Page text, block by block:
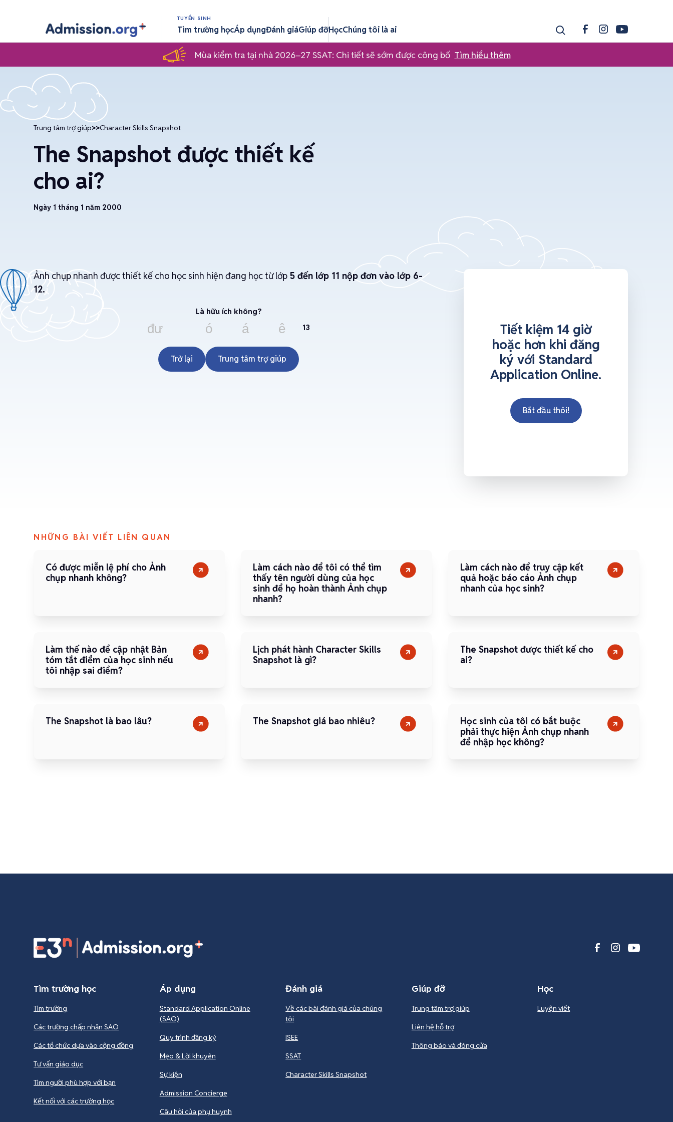
TUYỂN SINH
Tìm trường họcÁp dụngĐánh giáGiúp đỡHọcChúng tôi là ai
Mùa kiểm tra tại nhà 2026–27 SSAT: Chi tiết sẽ sớm được công bố Tìm hiểu thêm
Trung tâm trợ giúp>>Character Skills Snapshot
The Snapshot được thiết kế
cho ai?
Ngày 1 tháng 1 năm 2000
Ảnh chụp nhanh được thiết kế cho học sinh hiện đang học từ lớp 5 đến lớp 11 nộp đơn vào lớp 6-
12.
Là hữu ích không?
đưa ngón cái lên 13
Trở lại Trung tâm trợ giúp
Tiết kiệm 14 giờ
hoặc hơn khi đăng
ký với Standard
Application Online.
Bắt đầu thôi!
NHỮNG BÀI VIẾT LIÊN QUAN
Có được miễn lệ phí cho Ảnh
chụp nhanh không?
Làm cách nào để tôi có thể tìm
thấy tên người dùng của học
sinh để họ hoàn thành Ảnh chụp
nhanh?
Làm cách nào để truy cập kết
quả hoặc báo cáo Ảnh chụp
nhanh của học sinh?
Làm thế nào để cập nhật Bản
tóm tắt điểm của học sinh nếu
tôi nhập sai điểm?
Lịch phát hành Character Skills
Snapshot là gì?
The Snapshot được thiết kế cho
ai?
The Snapshot là bao lâu? The Snapshot giá bao nhiêu?
Học sinh của tôi có bắt buộc
phải thực hiện Ảnh chụp nhanh
để nhập học không?
Tìm trường học
Tìm trường
Các trường chấp nhận SAO
Các tổ chức dựa vào cộng đồng
Tư vấn giáo dục
Tìm người phù hợp với bạn
Kết nối với các trường học
Áp dụng
Standard Application Online
(SAO)
Quy trình đăng ký
Mẹo & Lời khuyên
Sự kiện
Admission Concierge
Câu hỏi của phụ huynh
Đánh giá
Về các bài đánh giá của chúng
tôi
ISEE
SSAT
Character Skills Snapshot
Giúp đỡ
Trung tâm trợ giúp
Liên hệ hỗ trợ
Thông báo và đóng cửa
Học
Luyện viết